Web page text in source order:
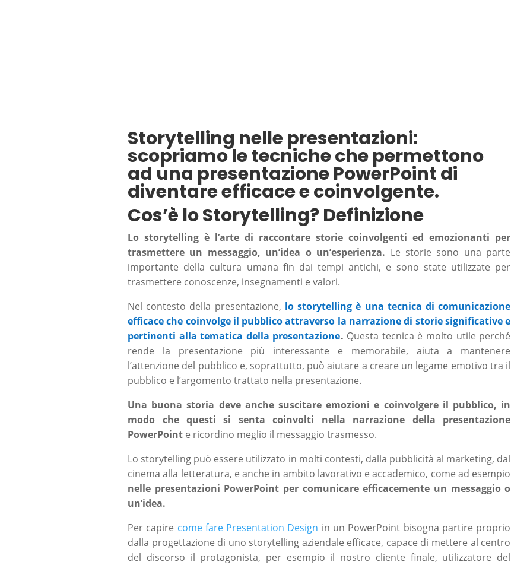
Storytelling nelle presentazioni:
scopriamo le tecniche che permettono
ad una presentazione PowerPoint di
diventare efficace e coinvolgente.
Cos’è lo Storytelling? Definizione
Lo storytelling è l’arte di raccontare storie coinvolgenti ed emozionanti per
trasmettere un messaggio, un’idea o un’esperienza. Le storie sono una parte
importante della cultura umana fin dai tempi antichi, e sono state utilizzate per
trasmettere conoscenze, insegnamenti e valori.
Nel contesto della presentazione, lo storytelling è una tecnica di comunicazione
efficace che coinvolge il pubblico attraverso la narrazione di storie significative e
pertinenti alla tematica della presentazione. Questa tecnica è molto utile perché
rende la presentazione più interessante e memorabile, aiuta a mantenere
l’attenzione del pubblico e, soprattutto, può aiutare a creare un legame emotivo tra il
pubblico e l’argomento trattato nella presentazione.
Una buona storia deve anche suscitare emozioni e coinvolgere il pubblico, in
modo che questi si senta coinvolti nella narrazione della presentazione
PowerPoint e ricordino meglio il messaggio trasmesso.
Lo storytelling può essere utilizzato in molti contesti, dalla pubblicità al marketing, dal
cinema alla letteratura, e anche in ambito lavorativo e accademico, come ad esempio
nelle presentazioni PowerPoint per comunicare efficacemente un messaggio o
un’idea.
Per capire come fare Presentation Design in un PowerPoint bisogna partire proprio
dalla progettazione di uno storytelling aziendale efficace, capace di mettere al centro
del discorso il protagonista, per esempio il nostro cliente finale, utilizzatore del